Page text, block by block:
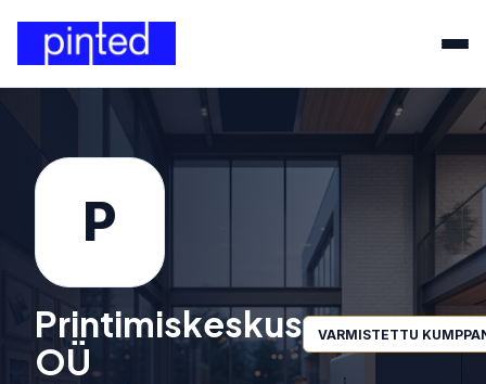
P
Printimiskeskus
OÜ
VARMISTETTU